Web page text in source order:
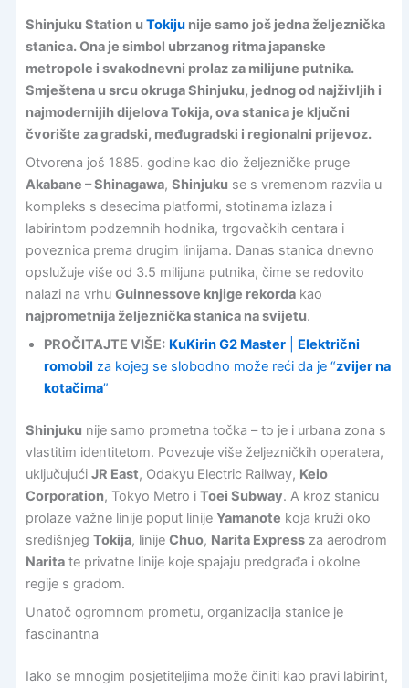
Shinjuku Station u Tokijunije samo još jedna željeznička
stanica. Ona je simbol ubrzanog ritma japanske
metropole i svakodnevni prolaz za milijune putnika.
Smještena u srcu okruga Shinjuku, jednog od najživljih i
najmodernijih dijelova Tokija, ova stanica je ključni
čvorište za gradski, međugradski i regionalni prijevoz.
Otvorena još 1885. godine kao dio željezničke pruge
Akabane – Shinagawa, Shinjuku se s vremenom razvila u
kompleks s desecima platformi, stotinama izlaza i
labirintom podzemnih hodnika, trgovačkih centara i
poveznica prema drugim linijama. Danas stanica dnevno
opslužuje više od 3.5 milijuna putnika, čime se redovito
nalazi na vrhu Guinnessove knjige rekordakao
najprometnija željeznička stanica na svijetu.
PROČITAJTE VIŠE: KuKirin G2 Master| Električni
romobil za kojeg se slobodno može reći da je “zvijer na
kotačima”
Shinjuku nije samo prometna točka – to je i urbana zona s
vlastitim identitetom. Povezuje više željezničkih operatera,
uključujući JR East, Odakyu Electric Railway, Keio
Corporation, Tokyo Metro i Toei Subway. A kroz stanicu
prolaze važne linije poput linije Yamanote koja kruži oko
središnjeg Tokija, linije Chuo, Narita Expressza aerodrom
Naritate privatne linije koje spajaju predgrađa i okolne
regije s gradom.
Unatoč ogromnom prometu, organizacija stanice je
fascinantna
Iako se mnogim posjetiteljima može činiti kao pravi labirint,